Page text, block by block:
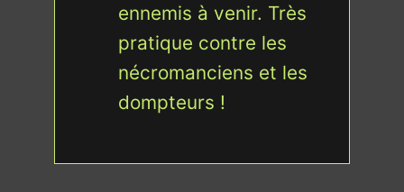
ennemis à venir. Très
pratique contre les
nécromanciens et les
dompteurs !